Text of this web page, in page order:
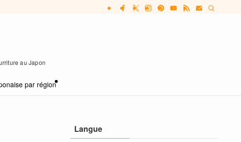
au Japon
par région
Langue